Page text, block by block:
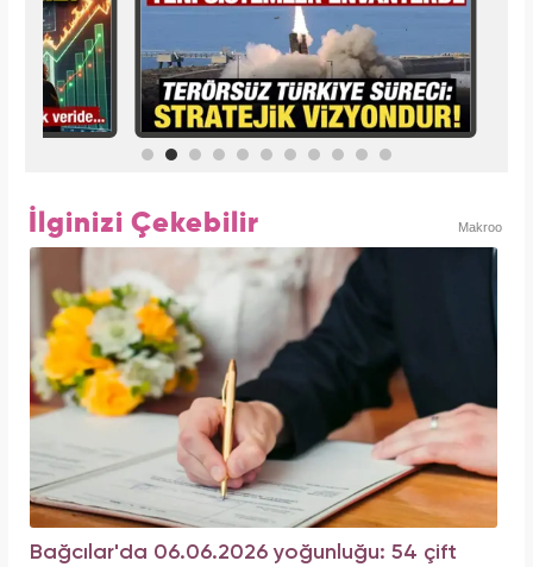
İlginizi Çekebilir Makroo
Bağcılar'da 06.06.2026 yoğunluğu: 54 çift